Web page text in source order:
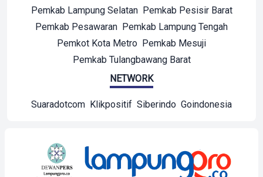
Pemkab Lampung Selatan Pemkab Pesisir Barat
Pemkab Pesawaran Pemkab Lampung Tengah
Pemkot Kota Metro Pemkab Mesuji
Pemkab Tulangbawang Barat
NETWORK
Suaradotcom Klikpositif Siberindo Goindonesia